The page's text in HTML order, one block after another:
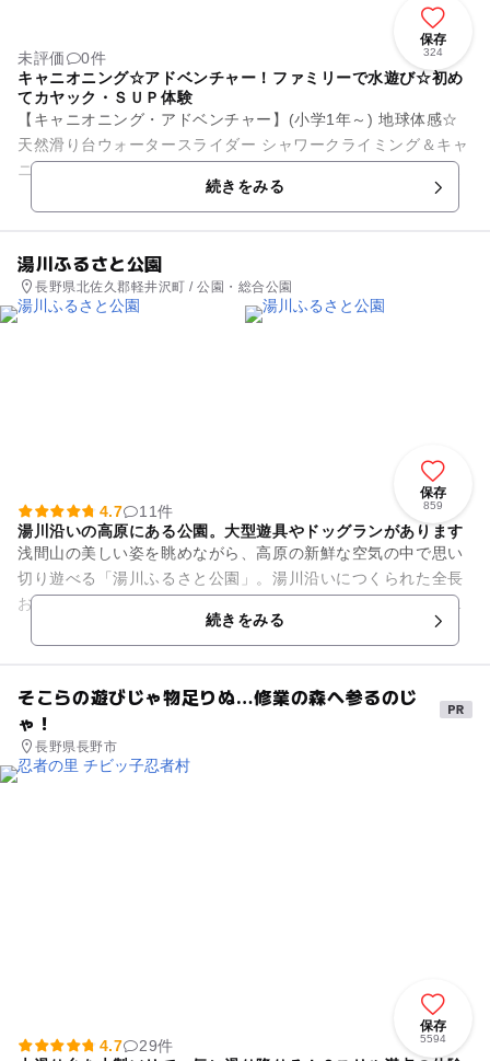
保存
324
未評価
0件
キャニオニング☆アドベンチャー！ファミリーで水遊び☆初め
てカヤック・ＳＵＰ体験
【キャニオニング・アドベンチャー】(小学1年～) 地球体感☆
天然滑り台ウォータースライダー シャワークライミング＆キャ
ニオニング ドキドキわくわく！滝滑り 沢遊び 元気いっぱい、
続きをみる
湯川ふるさと公園
長野県北佐久郡軽井沢町 / 公園・総合公園
保存
859
4.7
11件
湯川沿いの高原にある公園。大型遊具やドッグランがあります
浅間山の美しい姿を眺めながら、高原の新鮮な空気の中で思い
切り遊べる「湯川ふるさと公園」。湯川沿いにつくられた全長
およそ2kmの園内は上流地区・保全地区・センター地区・下流
地区の4地区に分かれてい...続きをみる
そこらの遊びじゃ物足りぬ…修業の森へ参るのじ
ゃ！
長野県長野市
保存
5594
4.7
29件